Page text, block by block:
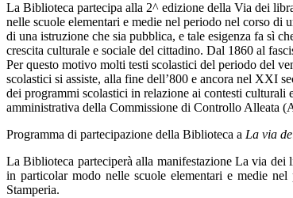
La Biblioteca partecipa alla 2^ edizione della Via dei
nelle scuole elementari e medie nel periodo nel corso di
di una istruzione che sia pubblica, e tale esigenza fa sì
crescita culturale e sociale del cittadino. Dal 1860 al
Per questo motivo molti testi scolastici del periodo del
scolastici si assiste, alla fine dell’800 e ancora nel XXI
dei programmi scolastici in relazione ai contesti culturali
amministrativa della Commissione di Controllo Alleata
Programma di partecipazione della Biblioteca a La via
La Biblioteca parteciperà alla manifestazione La via
in particolar modo nelle scuole elementari e medie
Stamperia.